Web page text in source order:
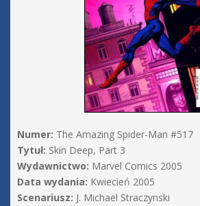
Numer: The Amazing Spider-Man #517
Tytuł: Skin Deep, Part 3
Wydawnictwo: Marvel Comics 2005
Data wydania: Kwiecień 2005
Scenariusz: J. Michael Straczynski